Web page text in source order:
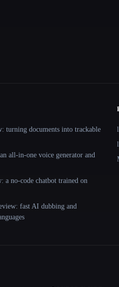
turning documents into trackable
all-in-one voice generator and
a no-code chatbot trained on
fast AI dubbing and